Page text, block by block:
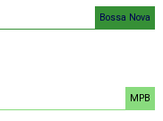
Bossa Nova
MPB